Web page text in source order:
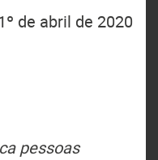
de abril de 2020
pessoas